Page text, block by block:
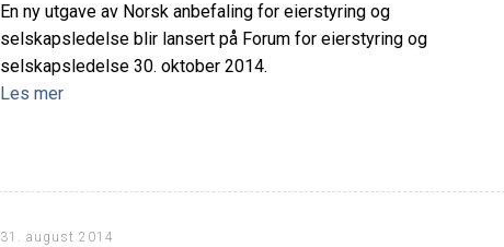
En ny utgave av Norsk anbefaling for eierstyring og
selskapsledelse blir lansert på Forum for eierstyring og
selskapsledelse 30. oktober 2014.
Les mer
31. august 2014